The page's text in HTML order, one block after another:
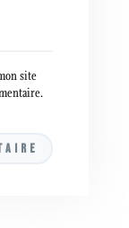
site